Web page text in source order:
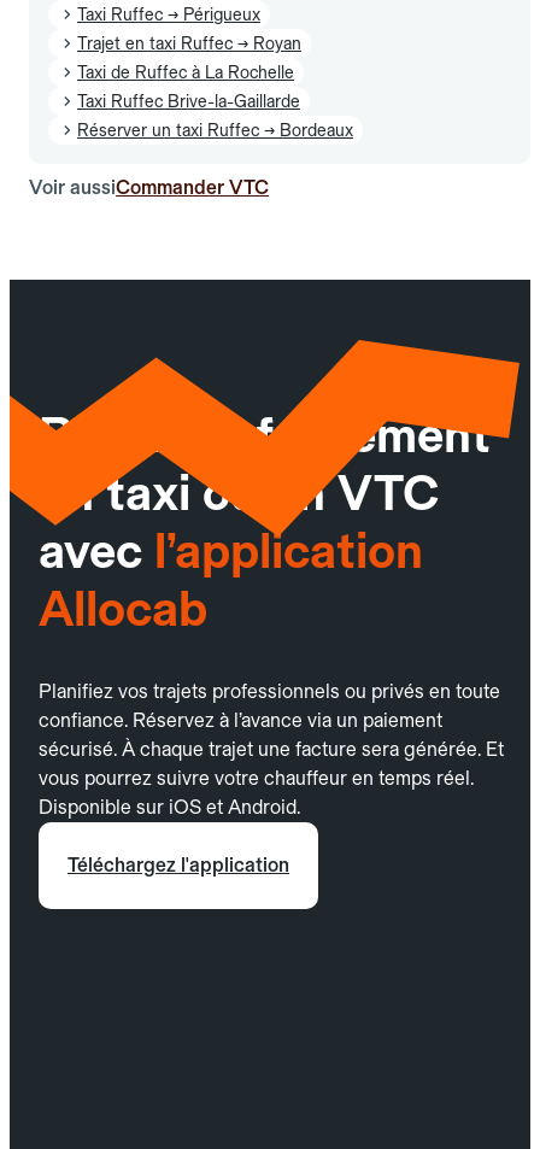
Taxi Ruffec → Périgueux
Trajet en taxi Ruffec → Royan
Taxi de Ruffec à La Rochelle
Taxi Ruffec Brive-la-Gaillarde
Réserver un taxi Ruffec → Bordeaux
Voir aussiCommander VTC
Réservez facilement
un taxi ou un VTC
avec l’application
Allocab
Planifiez vos trajets professionnels ou privés en toute
confiance. Réservez à l’avance via un paiement
sécurisé. À chaque trajet une facture sera générée. Et
vous pourrez suivre votre chauffeur en temps réel.
Disponible sur iOS et Android.
Téléchargez l'application